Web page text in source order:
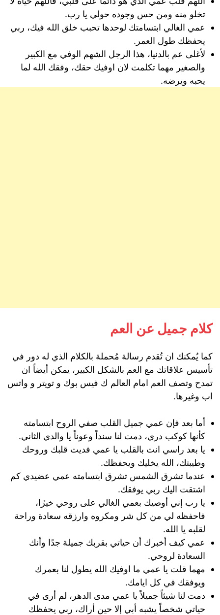
تخلو منه ومن حس وجوده حولي يا رب.
عمي الغالي ابتسامتك لوحدها تحبب خلق الله فيك، ربي
يحفظك طول العمر.
لأغلى عم بالدنيا، هذا الرجل الشهم الوفي مع الكبير
والصغير مهما تكلمت لان اوفيك حقك، وفقك الله لما
يحبه ويرضه.
كلام جميل عن العم
كما يُمكنك ان تُقدم رسالة مُحملة بالكلام الذي له دور في
تأسيس علاقاتك مع العم بالشكل الكبير، يمكن أيضاً ان
تمدح وتصف العم امام العالم ك فيس بوك و تويتر و واتس
اب وغيرها.
أما بعد فإن عمي جميل القلب صفي الروح ابتسامته
كأنها كوكب دري، دمت لنا سنداً وعوناً يا والدي الثاني.
يا بعد راسي انت بالقلب يا عمي فديت قلبك وروحك
وطيبتك، الله يخليك ويحفظك.
عندما تشرق الشمس تشرق ابتسامته عمي عضيدي كم
اشتقت اليك ربي يوفقك.
يا رب إني أوصيك بعمي الغالي على روحي خيرًا،
فاحفظه لي من كل شر ومكروه وارزقه سعادة وراحة
لقلبه يا الله.
عمي كيف أخبرك أن حياتي بقربك جميلة جدًا وأنك
السعادة لروحي.
مهما قلت يا عمي ما اوفيك الله يطول لنا بعمرك
ويوفقك في كل ايامك.
دمت لنا شيئاً جميلاً يا عمي مدى الدهر، لم أرى في
حياتي شخصاً يشبه أبي إلا حين أراك، ربي يحفظك